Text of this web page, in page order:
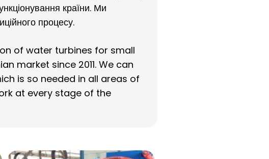
країни. Ми
процесу.
of water turbines for small
market since 2011. We can
is so needed in all areas of
at every stage of the